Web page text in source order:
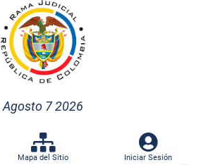
Agosto 7 2026
Mapa del Sitio Iniciar Sesión